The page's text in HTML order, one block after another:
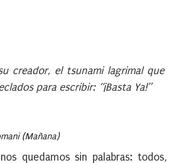
creador, el tsunami lagrimal que
para escribir: “¡Basta Ya!”
(Mañana)
quedamos sin palabras: todos,